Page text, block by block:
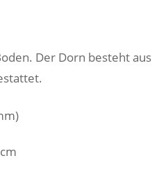
Der Dorn besteht aus